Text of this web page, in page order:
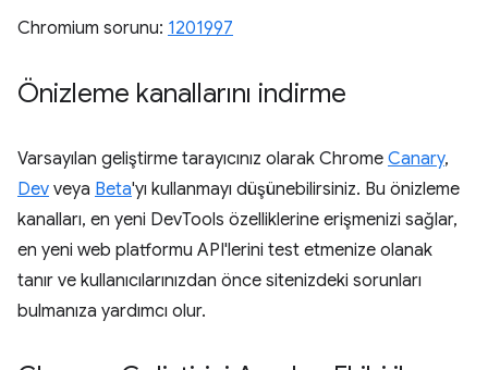
Chromium sorunu: 1201997
Önizleme kanallarını indirme
Varsayılan geliştirme tarayıcınız olarak Chrome Canary,
Dev veya Beta'yı kullanmayı düşünebilirsiniz. Bu önizleme
kanalları, en yeni DevTools özelliklerine erişmenizi sağlar,
en yeni web platformu API'lerini test etmenize olanak
tanır ve kullanıcılarınızdan önce sitenizdeki sorunları
bulmanıza yardımcı olur.